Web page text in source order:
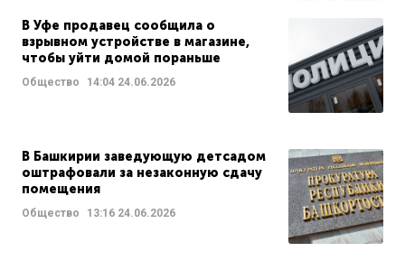
В Уфе продавец сообщила о
взрывном устройстве в магазине,
чтобы уйти домой пораньше
Общество 14:04 24.06.2026
В Башкирии заведующую детсадом
оштрафовали за незаконную сдачу
помещения
Общество 13:16 24.06.2026